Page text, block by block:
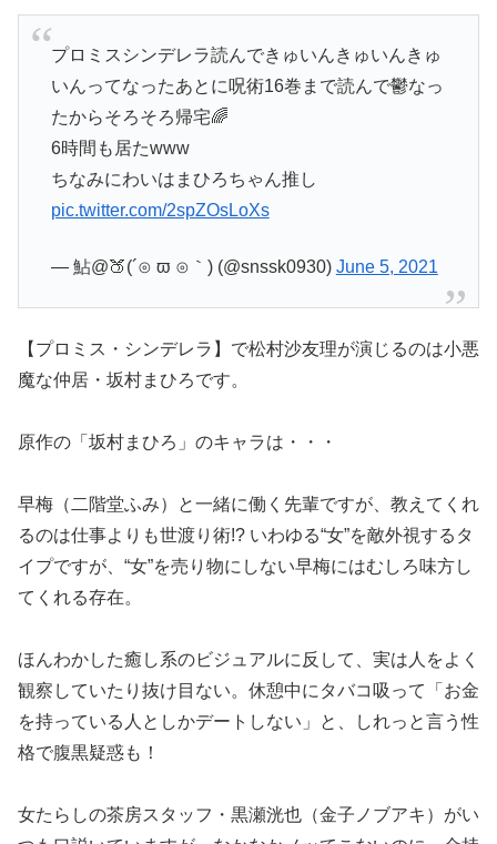
プロミスシンデレラ読んできゅいんきゅいんきゅ
いんってなったあとに呪術16巻まで読んで鬱なっ
たからそろそろ帰宅🌈
6時間も居たwww
ちなみにわいはまひろちゃん推し
pic.twitter.com/2spZOsLoXs
— 鮎@🍑(´⊙ ϖ ⊙｀) (@snssk0930) June 5, 2021
【プロミス・シンデレラ】で松村沙友理が演じるのは小悪
魔な仲居・坂村まひろです。
原作の「坂村まひろ」のキャラは・・・
早梅（二階堂ふみ）と一緒に働く先輩ですが、教えてくれ
るのは仕事よりも世渡り術!? いわゆる“女”を敵外視するタ
イプですが、“女”を売り物にしない早梅にはむしろ味方し
てくれる存在。
ほんわかした癒し系のビジュアルに反して、実は人をよく
観察していたり抜け目ない。休憩中にタバコ吸って「お金
を持っている人としかデートしない」と、しれっと言う性
格で腹黒疑惑も！
女たらしの茶房スタッフ・黒瀬洸也（金子ノブアキ）がい